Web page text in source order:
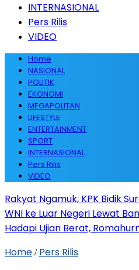
INTERNASIONAL
Pers Rilis
VIDEO
Home
NASIONAL
POLITIK
EKONOMI
MEGAPOLITAN
LIFESTYLE
ENTERTAINMENT
SPORT
INTERNASIONAL
Pers Rilis
VIDEO
Rakyat Ngamuk, KPK Bidik
WNI ke Luar Negeri Lewat
Hadapi Ujian Berat,
Home / Pers Rilis